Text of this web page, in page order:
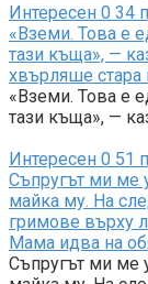
Интересен 0 34
«Вземи. Това е
тази къща», —
хвърляше стара
«Вземи. Това е
тази къща», —
Интересен 0 51
Съпругът ми ме
майка му. На
гримове върху
Мама идва на
Съпругът ми ме